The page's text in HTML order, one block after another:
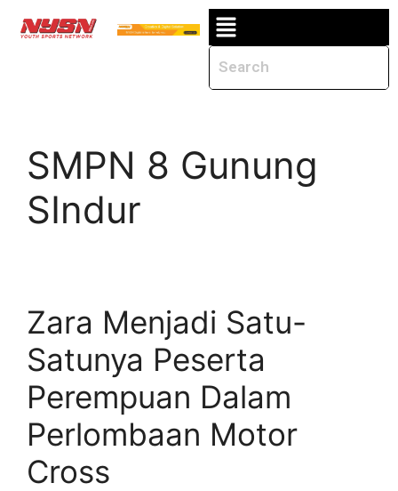
SMPN 8 Gunung
SIndur
Zara Menjadi Satu-
Satunya Peserta
Perempuan Dalam
Perlombaan Motor
Cross